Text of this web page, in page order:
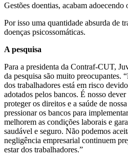
Gestões doentias, acabam adoecendo
Por isso uma quantidade absurda de
doenças psicossomáticas.
A pesquisa
Para a presidenta da Contraf-CUT,
da pesquisa são muito preocupantes.
dos trabalhadores está em risco
adotados pelos bancos. É nosso
proteger os direitos e a saúde de
pressionar os bancos para
melhorem as condições laborais e
saudável e seguro. Não podemos
negligência empresarial continuem
estar dos trabalhadores.”